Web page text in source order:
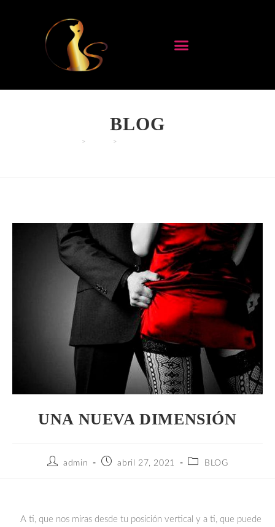
BLOG
> >
UNA NUEVA DIMENSIÓN
admin abril 27, 2021 BLOG
A ti, que nos miras desde tu posición vertical y a ti, que puede